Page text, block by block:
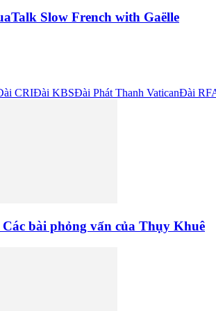
Slow French with Gaëlle
CRIĐài KBSĐài Phát Thanh VaticanĐài
bài phỏng vấn của Thụy Khuê